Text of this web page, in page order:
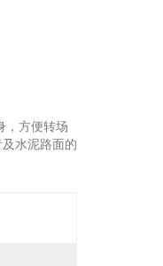
，方便转场
水泥路面的